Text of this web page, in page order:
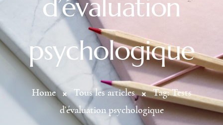
d’évaluation
psychologique
Home Tous les articles
Tag: Tests
d’évaluation psychologique